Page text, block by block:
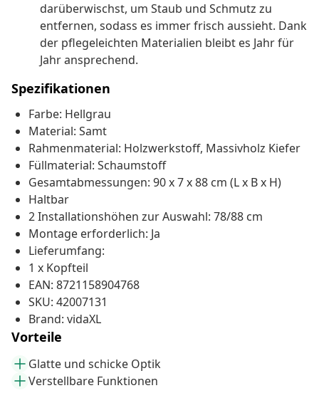
darüberwischst, um Staub und Schmutz zu
entfernen, sodass es immer frisch aussieht. Dank
der pflegeleichten Materialien bleibt es Jahr für
Jahr ansprechend.
Spezifikationen
Farbe: Hellgrau
Material: Samt
Rahmenmaterial: Holzwerkstoff, Massivholz Kiefer
Füllmaterial: Schaumstoff
Gesamtabmessungen: 90 x 7 x 88 cm (L x B x H)
Haltbar
2 Installationshöhen zur Auswahl: 78/88 cm
Montage erforderlich: Ja
Lieferumfang:
1 x Kopfteil
EAN: 8721158904768
SKU: 42007131
Brand: vidaXL
Vorteile
Glatte und schicke Optik
Verstellbare Funktionen